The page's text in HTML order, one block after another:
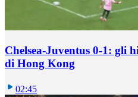
Chelsea-Juventus 0-1: gli
di Hong Kong
02:45